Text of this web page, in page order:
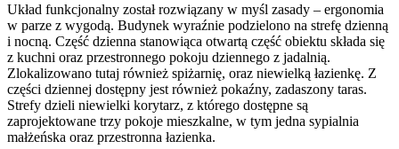
Układ funkcjonalny został rozwiązany w myśl zasady – ergonomia
w parze z wygodą. Budynek wyraźnie podzielono na strefę dzienną
i nocną. Część dzienna stanowiąca otwartą część obiektu składa się
z kuchni oraz przestronnego pokoju dziennego z jadalnią.
Zlokalizowano tutaj również spiżarnię, oraz niewielką łazienkę. Z
części dziennej dostępny jest również pokaźny, zadaszony taras.
Strefy dzieli niewielki korytarz, z którego dostępne są
zaprojektowane trzy pokoje mieszkalne, w tym jedna sypialnia
małżeńska oraz przestronna łazienka.